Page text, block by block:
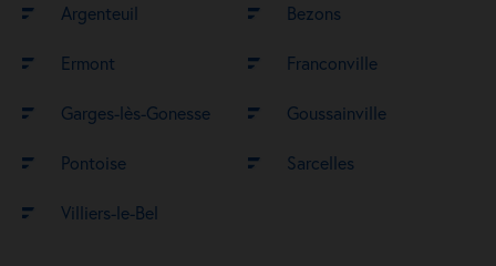
Argenteuil Bezons
Ermont Franconville
Garges-lès-Gonesse Goussainville
Pontoise Sarcelles
Villiers-le-Bel